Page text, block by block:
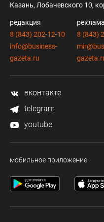
Казань, Лобачевского 10,
редакция
8 (843) 202-12-10
info@business-
gazeta.ru
реклама
8 (843)
вконтакте
telegram
youtube
мобильное приложение